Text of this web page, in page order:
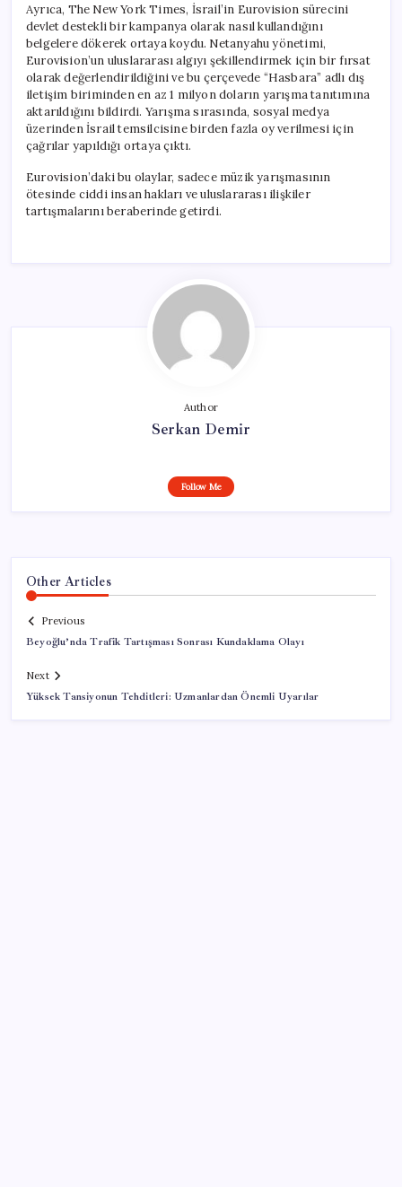
Ayrıca, The New York Times, İsrail’in Eurovision sürecini
devlet destekli bir kampanya olarak nasıl kullandığını
belgelere dökerek ortaya koydu. Netanyahu yönetimi,
Eurovision’un uluslararası algıyı şekillendirmek için bir fırsat
olarak değerlendirildiğini ve bu çerçevede “Hasbara” adlı dış
iletişim biriminden en az 1 milyon doların yarışma tanıtımına
aktarıldığını bildirdi. Yarışma sırasında, sosyal medya
üzerinden İsrail temsilcisine birden fazla oy verilmesi için
çağrılar yapıldığı ortaya çıktı.
Eurovision’daki bu olaylar, sadece müzik yarışmasının
ötesinde ciddi insan hakları ve uluslararası ilişkiler
tartışmalarını beraberinde getirdi.
Author
Serkan Demir
Follow Me
Other Articles
Previous
Beyoğlu’nda Trafik Tartışması Sonrası Kundaklama Olayı
Next
Yüksek Tansiyonun Tehditleri: Uzmanlardan Önemli Uyarılar